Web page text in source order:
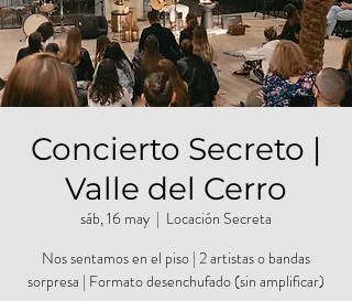
Concierto Secreto |
Valle del Cerro
sáb, 16 may
  |
Locación Secreta
Nos sentamos en el piso | 2 artistas o bandas
sorpresa | Formato desenchufado (sin amplificar)